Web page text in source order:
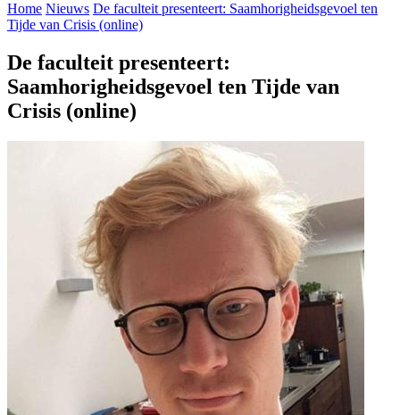
Home Nieuws De faculteit presenteert: Saamhorigheidsgevoel ten
Tijde van Crisis (online)
De faculteit presenteert:
Saamhorigheidsgevoel ten Tijde van
Crisis (online)